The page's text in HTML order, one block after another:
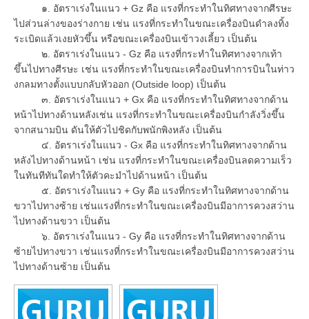
๑. อัตราเร่งในแนว + Gz คือ แรงที่กระทำในทิศทางจากศีรษะ
ไปส่วนล่างของร่างกาย เช่น แรงที่กระทำในขณะเครื่องบินดำลงทิ้ง
ระเบิดแล้วเงยหัวขึ้น หรือขณะเครื่องบินเข้าวงเลี้ยว เป็นต้น
๒. อัตราเร่งในแนว - Gz คือ แรงที่กระทำในทิศทางจากเท้า
ขึ้นไปทางศีรษะ เช่น แรงที่กระทำในขณะเครื่องบินทำการบินในท่าว
งกลมทางตั้งแบบกลับหัวออก (Outside loop) เป็นต้น
๓. อัตราเร่งในแนว + Gx คือ แรงที่กระทำในทิศทางจากด้าน
หน้าไปทางด้านหลังเช่น แรงที่กระทำในขณะเครื่องบินกำลังวิ่งขึ้น
จากสนามบิน ดันให้ตัวไปชิดกับพนักพิงหลัง เป็นต้น
๔. อัตราเร่งในแนว - Gx คือ แรงที่กระทำในทิศทางจากด้าน
หลังไปทางด้านหน้า เช่น แรงที่กระทำในขณะเครื่องบินลดความเร็ว
ในทันทีทันใดทำให้ตัวคะมำไปด้านหน้า เป็นต้น
๕. อัตราเร่งในแนว + Gy คือ แรงที่กระทำในทิศทางจากด้าน
ขวาไปทางซ้าย เช่นแรงที่กระทำในขณะเครื่องบินมีอาการควงสว่าน
ไปทางด้านขวา เป็นต้น
๖. อัตราเร่งในแนว - Gy คือ แรงที่กระทำในทิศทางจากด้าน
ซ้ายไปทางขวา เช่นแรงที่กระทำในขณะเครื่องบินมีอาการควงสว่าน
ไปทางด้านซ้าย เป็นต้น